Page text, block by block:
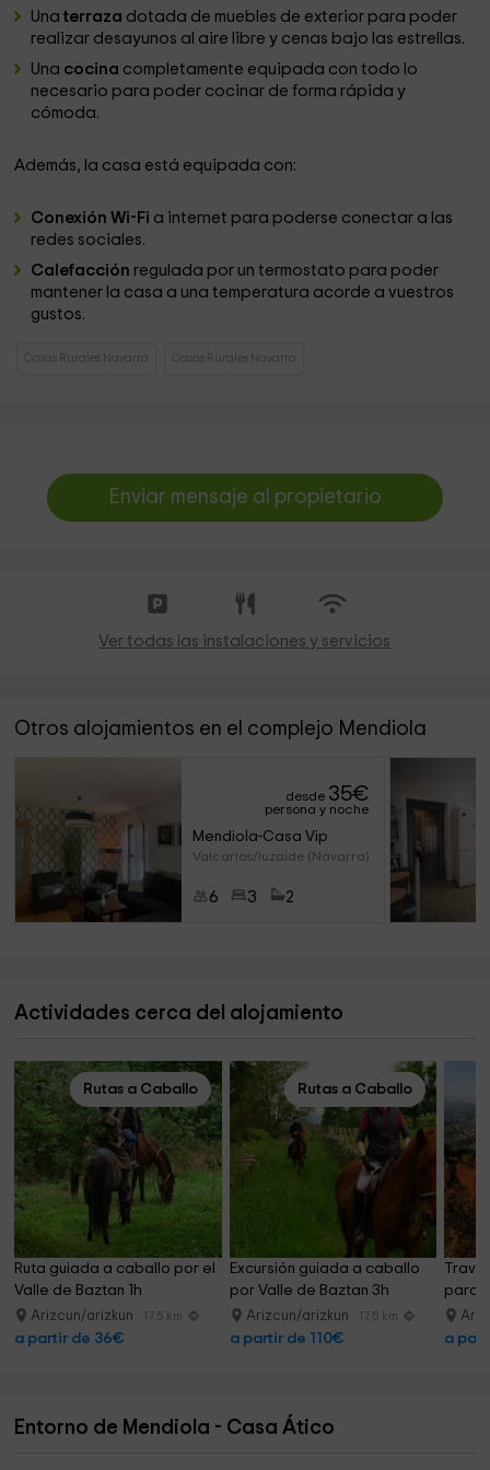
Unaterraza dotada de muebles de exterior para poder
realizar desayunos al aire libre y cenas bajo las estrellas.
Una cocina completamente equipada con todo lo
necesario para poder cocinar de forma rápida y
cómoda.
Además, la casa está equipada con:
Conexión Wi-Fi a internet para poderse conectar a las
redes sociales.
Calefacción regulada por un termostato para poder
mantener la casa a una temperatura acorde a vuestros
gustos.
Casas Rurales Navarra Casas Rurales Navarra
Enviar mensaje al propietario
Ver todas las instalaciones y servicios
Otros alojamientos en el complejo Mendiola
desde 35€
persona y noche
Mendiola-Casa Vip
Valcarlos/luzaide (Navarra)
6 3 2
Actividades cerca del alojamiento
Rutas a Caballo
Ruta guiada a caballo por el
Valle de Baztan 1h
Arizcun/arizkun 17.5 km
a partir de 36€
Rutas a Caballo
Excursión guiada a caballo
por Valle de Baztan 3h
Arizcun/arizkun 17.5 km
a partir de 110€ a
Entorno de Mendiola - Casa Ático